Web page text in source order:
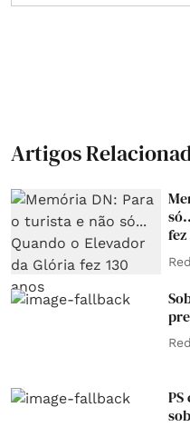
Artigos
fez